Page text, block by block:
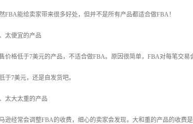
FBA能给卖家带来很多好处，但并不是所有产品都适合做FBA！
太便宜的产品
价格低于7美元的产品，不适合做FBA。原因很简单，FBA对每笔交
于7美元，还是自发货吧。
太大太重的产品
逊经常会调整FBA的收费，细心的卖家会发现，大和重的产品的收费